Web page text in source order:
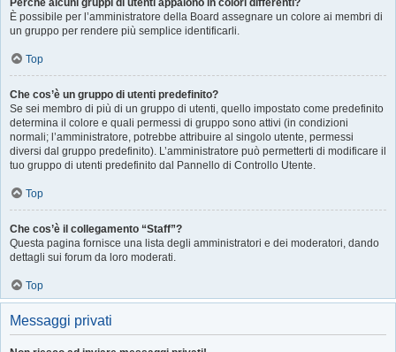
Perché alcuni gruppi di utenti appaiono in colori differenti?
È possibile per l’amministratore della Board assegnare un colore ai membri di
un gruppo per rendere più semplice identificarli.
Top
Che cos’è un gruppo di utenti predefinito?
Se sei membro di più di un gruppo di utenti, quello impostato come predefinito
determina il colore e quali permessi di gruppo sono attivi (in condizioni
normali; l’amministratore, potrebbe attribuire al singolo utente, permessi
diversi dal gruppo predefinito). L’amministratore può permetterti di modificare il
tuo gruppo di utenti predefinito dal Pannello di Controllo Utente.
Top
Che cos’è il collegamento “Staff”?
Questa pagina fornisce una lista degli amministratori e dei moderatori, dando
dettagli sui forum da loro moderati.
Top
Messaggi privati